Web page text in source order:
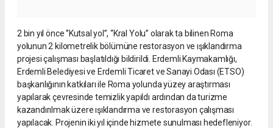
2 bin yıl önce ‘’Kutsal yol’’, “Kral Yolu” olarak ta bilinen Roma
yolunun 2 kilometrelik bölümüne restorasyon ve ışıklandırma
projesi çalışması başlatıldığı bildirildi. Erdemli Kaymakamlığı,
Erdemli Belediyesi ve Erdemli Ticaret ve Sanayi Odası (ETSO)
başkanlığının katkıları ile Roma yolunda yüzey araştırması
yapılarak çevresinde temizlik yapıldı ardından da turizme
kazandırılmak üzere ışıklandırma ve restorasyon çalışması
yapılacak. Projenin iki yıl içinde hizmete sunulması hedefleniyor.